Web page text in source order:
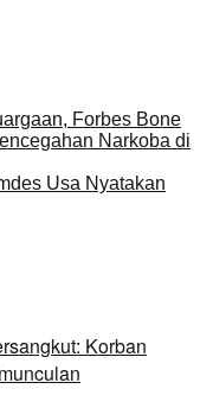
Forbes Bone
Narkoba di
Usa Nyatakan
Korban